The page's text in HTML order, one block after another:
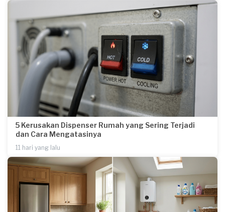
5 Kerusakan Dispenser Rumah yang Sering Terjadi
dan Cara Mengatasinya
11 hari yang lalu